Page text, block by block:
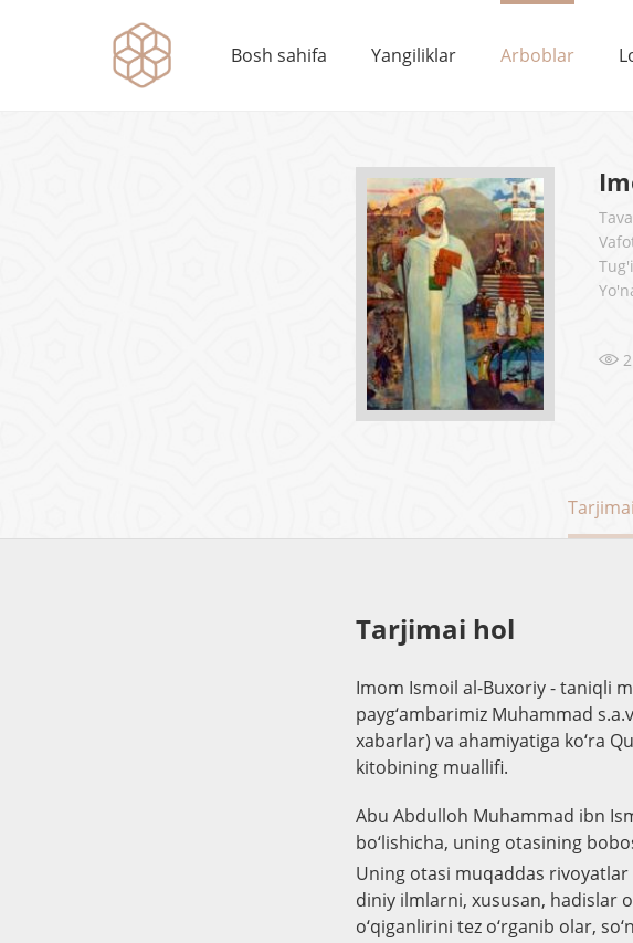
Bosh sahifa Yangiliklar Arboblar
Tarjimai hol
Imom Ismoil al-Buxoriy - taniqli
payg‘ambarimiz Muhammad
xabarlar) va ahamiyatiga ko‘ra
kitobining muallifi.
Abu Abdulloh Muhammad ibn
bo‘lishicha, uning otasining
Uning otasi muqaddas rivoyatlar
diniy ilmlarni, xususan, hadislar
o‘qiganlirini tez o‘rganib olar,